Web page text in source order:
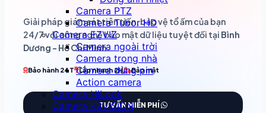
Camera PTZ
Camera Tubor HD
Camera EZVIZ
Camera ngoài trời
Camera trong nhà
Camera dùng pin
Action camera
Camera HiLook
Camera KBVISION
Giải pháp giám sát tiên tiến, bảo vệ tổ ấm của bạn
24/7 với công nghệ bảo mật dữ liệu tuyệt đối tại Bình
Dương - Hồ Chí Minh.
Bảo hành 24T Lắp nhanh 2H Bảo mật
TƯ VẤN MIỄN PHÍ